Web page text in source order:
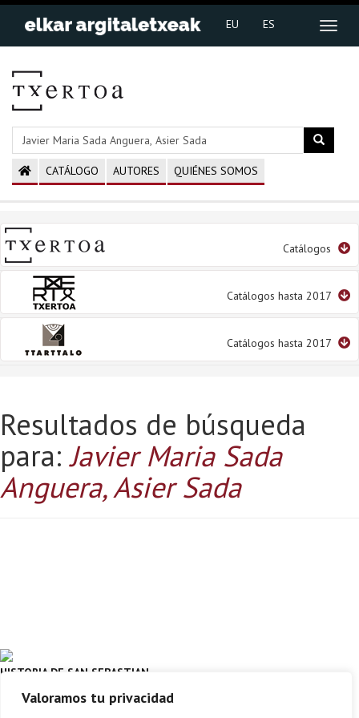
Valoramos tu privacidad
EU ES
CATÁLOGO AUTORES QUIÉNES SOMOS
Catálogos
Catálogos hasta 2017
Catálogos hasta 2017
Resultados de búsqueda
para:Javier Maria Sada
Anguera, Asier Sada
HISTORIA DE SAN SEBASTIAN
JAVIER MARIA SADA ANGUERA, ASIER